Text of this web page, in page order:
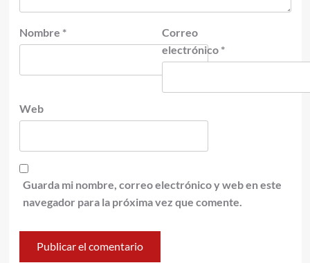
Nombre *
Correo
electrónico *
Web
Guarda mi nombre, correo electrónico y web en este
navegador para la próxima vez que comente.